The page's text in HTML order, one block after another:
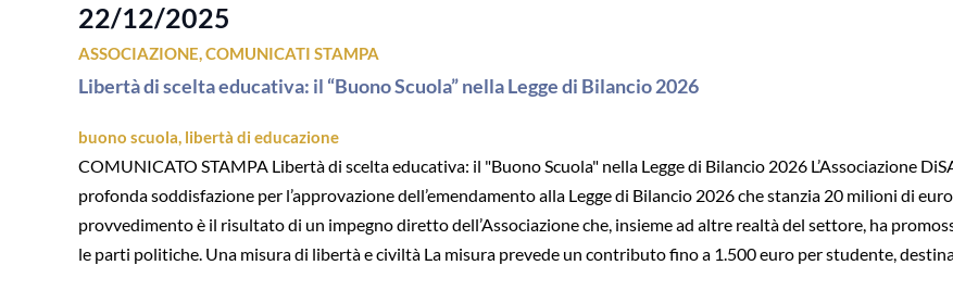
22/12/2025
ASSOCIAZIONE,COMUNICATI STAMPA
Libertà di scelta educativa: il “Buono Scuola” nella Legge di Bilancio 2026
buono scuola, libertà di educazione
COMUNICATO STAMPA Libertà di scelta educativa: il "Buono Scuola" nella Legge di Bilancio 2026 L’Associazione
profonda soddisfazione per l’approvazione dell’emendamento alla Legge di Bilancio 2026 che stanzia 20 milioni di
provvedimento è il risultato di un impegno diretto dell’Associazione che, insieme ad altre realtà del settore, ha
le parti politiche. Una misura di libertà e civiltà La misura prevede un contributo fino a 1.500 euro per studente,